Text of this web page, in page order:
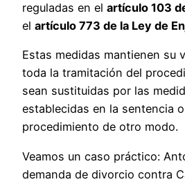
reguladas en el artículo 103
el artículo 773 de la Ley de
Estas medidas mantienen su
toda la tramitación del
sean sustituidas por las
establecidas en la sentencia
procedimiento de otro modo.
Veamos un caso práctico:
demanda de divorcio contra